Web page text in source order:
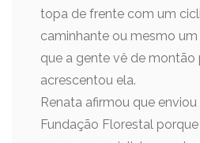
topa de frente com um
caminhante ou mesmo
que a gente vê de montão
acrescentou ela.
Renata afirmou que
Fundação Florestal